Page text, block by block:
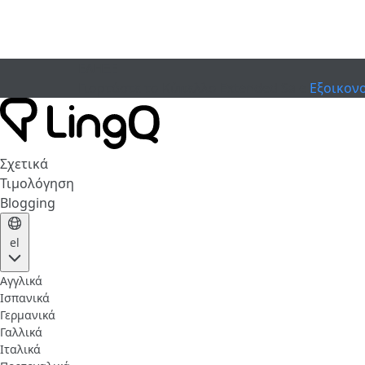
Σχετικά
Τιμολόγηση
Blogging
el
Αγγλικά
Ισπανικά
Γερμανικά
Γαλλικά
Ιταλικά